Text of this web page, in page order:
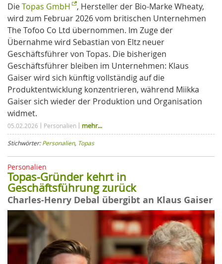
DieTopas GmbH
, Hersteller der Bio-Marke Wheaty,
wird zum Februar 2026 vom britischen Unternehmen
The Tofoo Co Ltd übernommen. Im Zuge der
Übernahme wird Sebastian von Eltz neuer
Geschäftsführer von Topas. Die bisherigen
Geschäftsführer bleiben im Unternehmen: Klaus
Gaiser wird sich künftig vollständig auf die
Produktentwicklung konzentrieren, während Miikka
Gaiser sich wieder der Produktion und Organisation
widmet.
05.02.2026 Personalien mehr...
Stichwörter:Personalien, Topas
Personalien
Topas-Gründer kehrt in
Geschäftsführung zurück
Charles-Henry Debal übergibt an Klaus Gaiser